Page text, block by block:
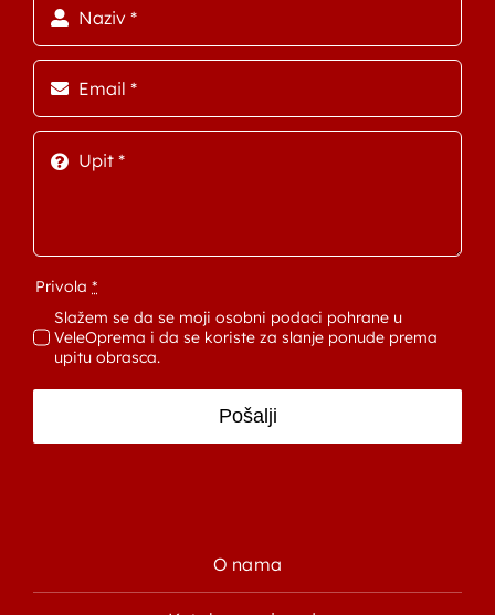
Privola *
Slažem se da se moji osobni podaci pohrane u
VeleOprema i da se koriste za slanje ponude prema
upitu obrasca.
Pošalji
O nama